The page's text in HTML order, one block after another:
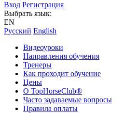
Вход Регистрация
Выбрать язык:
EN
Русский English
Видеоуроки
Направления обучения
Тренеры
Как проходит обучение
Цены
О TopHorseClub®
Часто задаваемые вопросы
Правила оплаты